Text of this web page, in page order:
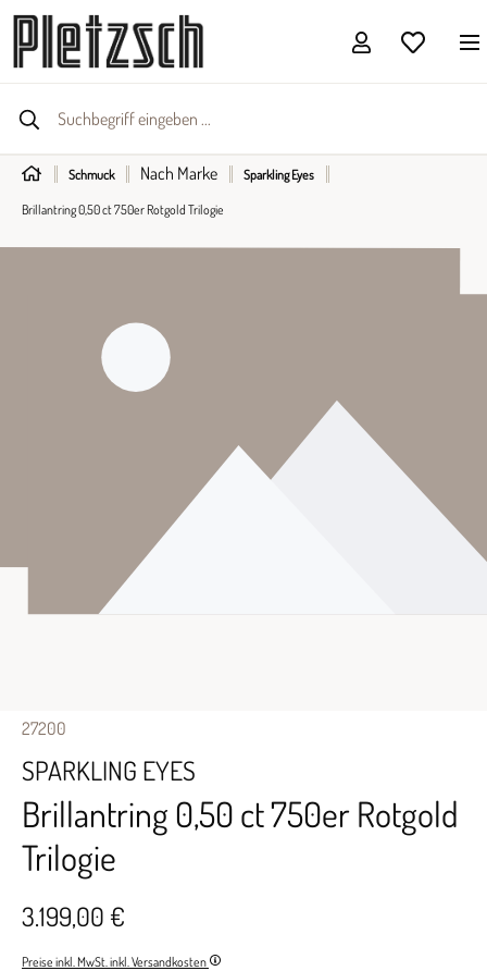
Schmuck Nach Marke Sparkling Eyes
Brillantring 0,50 ct 750er Rotgold Trilogie
27200
SPARKLING EYES
Brillantring 0,50 ct 750er Rotgold
Trilogie
3.199,00 €
Preise inkl. MwSt. inkl. Versandkosten